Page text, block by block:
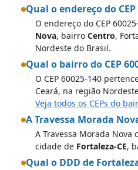
Qual o endereço do CEP
O endereço do CEP
Nova, bairro Centro,
Nordeste do Brasil.
Qual o bairro do CEP
O CEP 60025-140
Ceará, na região
Veja todos os CEPs do
A Travessa Morada
A Travessa Morada Nova
cidade de Fortaleza-CE,
Qual o DDD de